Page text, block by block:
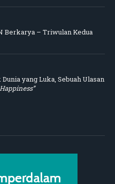
Berkarya – Triwulan Kedua
yang Luka, Sebuah Ulasan